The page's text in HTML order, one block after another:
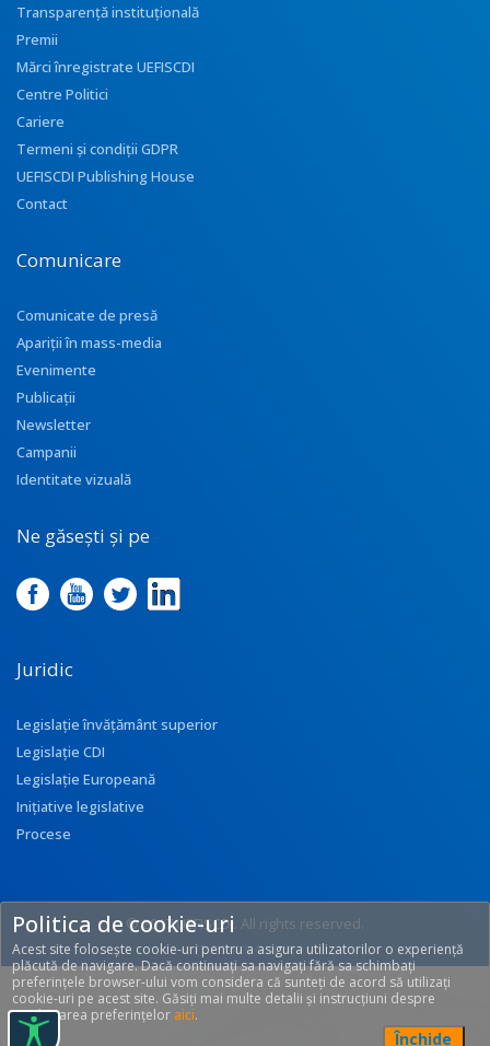
Transparenţă instituţională
Premii
Mărci înregistrate UEFISCDI
Centre Politici
Cariere
Termeni și condiții GDPR
UEFISCDI Publishing House
Contact
Comunicare
Comunicate de presă
Apariţii în mass-media
Evenimente
Publicații
Newsletter
Campanii
Identitate vizuală
Ne găsești și pe
Juridic
Legislație învățământ superior
Legislație CDI
Legislație Europeană
Inițiative legislative
Procese
© 2017 UEFISCDI. All rights reserved.
[T: 0.3401, O: 133]
Politica de cookie-uri
Acest site folosește cookie-uri pentru a asigura utilizatorilor o experiență
plăcută de navigare. Dacă continuați sa navigați fără sa schimbați
preferințele browser-ului vom considera că sunteți de acord să utilizați
cookie-uri pe acest site. Găsiți mai multe detalii și instrucțiuni despre
modificarea preferințelor aici.